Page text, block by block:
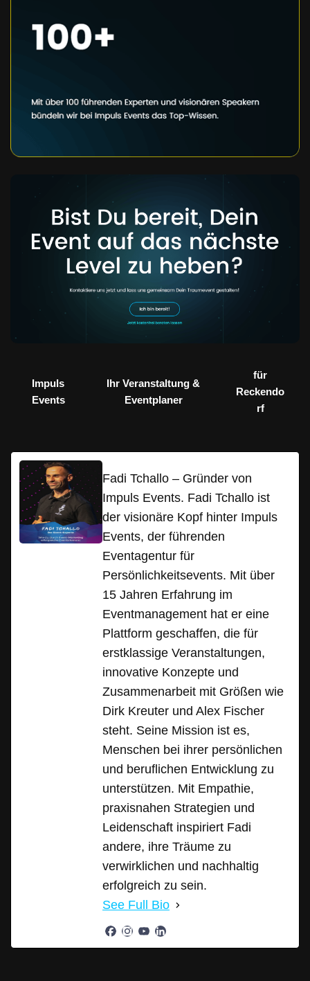
Impuls
Events
Ihr Veranstaltung &
Eventplaner
für
Reckendo
rf
Fadi Tchallo – Gründer von
Impuls Events. Fadi Tchallo ist
der visionäre Kopf hinter Impuls
Events, der führenden
Eventagentur für
Persönlichkeitsevents. Mit über
15 Jahren Erfahrung im
Eventmanagement hat er eine
Plattform geschaffen, die für
erstklassige Veranstaltungen,
innovative Konzepte und
Zusammenarbeit mit Größen wie
Dirk Kreuter und Alex Fischer
steht. Seine Mission ist es,
Menschen bei ihrer persönlichen
und beruflichen Entwicklung zu
unterstützen. Mit Empathie,
praxisnahen Strategien und
Leidenschaft inspiriert Fadi
andere, ihre Träume zu
verwirklichen und nachhaltig
erfolgreich zu sein.
See Full Bio